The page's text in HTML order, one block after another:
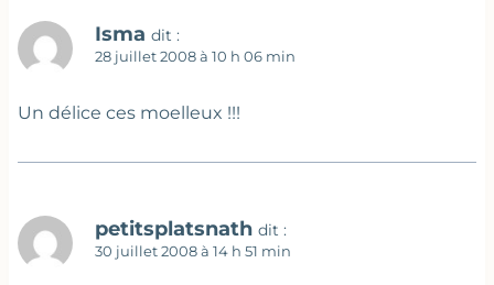
Isma dit :
28 juillet 2008 à 10 h 06 min
Un délice ces moelleux !!!
petitsplatsnath dit :
30 juillet 2008 à 14 h 51 min